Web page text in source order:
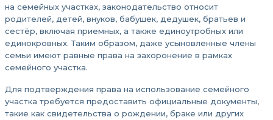
на семейных участках, законодательство относит
родителей, детей, внуков, бабушек, дедушек, братьев и
сестёр, включая приемных, а также единоутробных или
единокровных. Таким образом, даже усыновленные члены
семьи имеют равные права на захоронение в рамках
семейного участка.
Для подтверждения права на использование семейного
участка требуется предоставить официальные документы,
такие как свидетельства о рождении, браке или других